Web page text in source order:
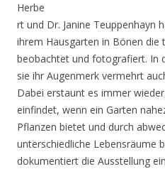
Herbe
rt und Dr. Janine Teuppenhayn
ihrem Hausgarten in Bönen die
beobachtet und fotografiert. In
sie ihr Augenmerk vermehrt
Dabei erstaunt es immer
einfindet, wenn ein Garten
Pflanzen bietet und durch
unterschiedliche Lebensräume
dokumentiert die Ausstellung